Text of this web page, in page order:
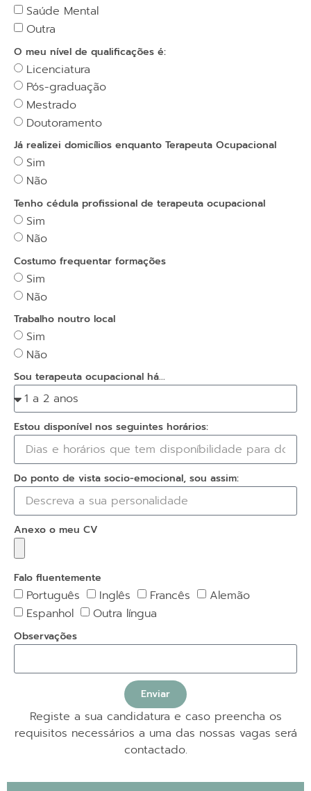
Saúde Mental
Outra
O meu nível de qualificações é:
Licenciatura
Pós-graduação
Mestrado
Doutoramento
Já realizei domicílios enquanto Terapeuta Ocupacional
Sim
Não
Tenho cédula profissional de terapeuta ocupacional
Sim
Não
Costumo frequentar formações
Sim
Não
Trabalho noutro local
Sim
Não
Sou terapeuta ocupacional há...
Estou disponível nos seguintes horários:
Do ponto de vista socio-emocional, sou assim:
Anexo o meu CV
Falo fluentemente
Português Inglês Francês
Alemão
Espanhol
Outra língua
Observações
Enviar
Registe a sua candidatura e caso preencha os
requisitos necessários a uma das nossas vagas será
contactado.